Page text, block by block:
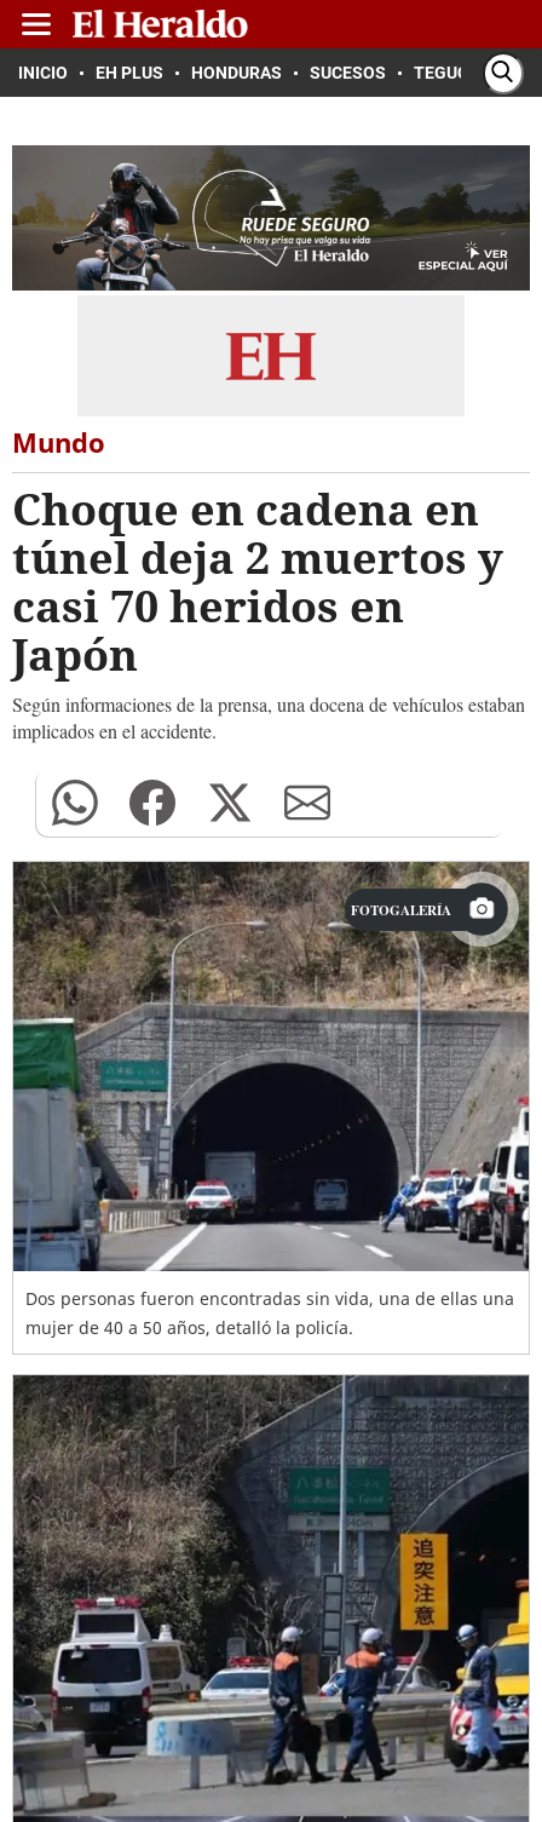
INICIO EH PLUS HONDURAS SUCESOS TEGUCIGALPA
Mundo
Choque en cadena en
túnel deja 2 muertos y
casi 70 heridos en
Japón
Según informaciones de la prensa, una docena de vehículos estaban
implicados en el accidente.
FOTOGALERÍA
Dos personas fueron encontradas sin vida, una de ellas una
mujer de 40 a 50 años, detalló la policía.